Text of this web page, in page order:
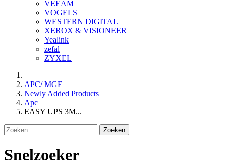
VEEAM
VOGELS
WESTERN DIGITAL
XEROX & VISIONEER
Yealink
zefal
ZYXEL
APC/ MGE
Newly Added Products
Apc
EASY UPS 3M...
Zoeken
Snelzoeker